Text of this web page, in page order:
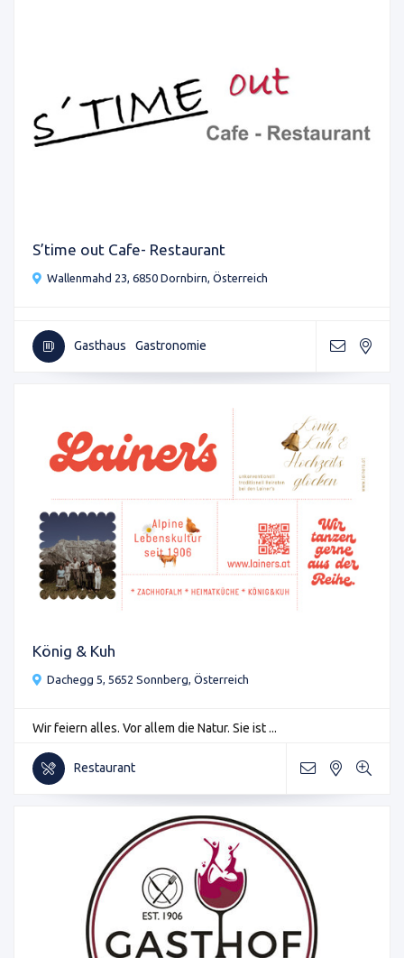
S’time out Cafe- Restaurant
Wallenmahd 23, 6850 Dornbirn, Österreich
Gasthaus Gastronomie
König & Kuh
Dachegg 5, 5652 Sonnberg, Österreich
Wir feiern alles. Vor allem die Natur. Sie ist ...
Restaurant